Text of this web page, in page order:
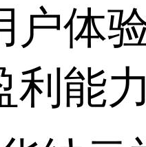
户体
利能